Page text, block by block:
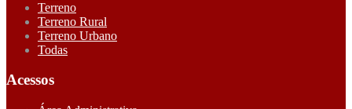
Terreno
Terreno Rural
Terreno Urbano
Todas
Acessos